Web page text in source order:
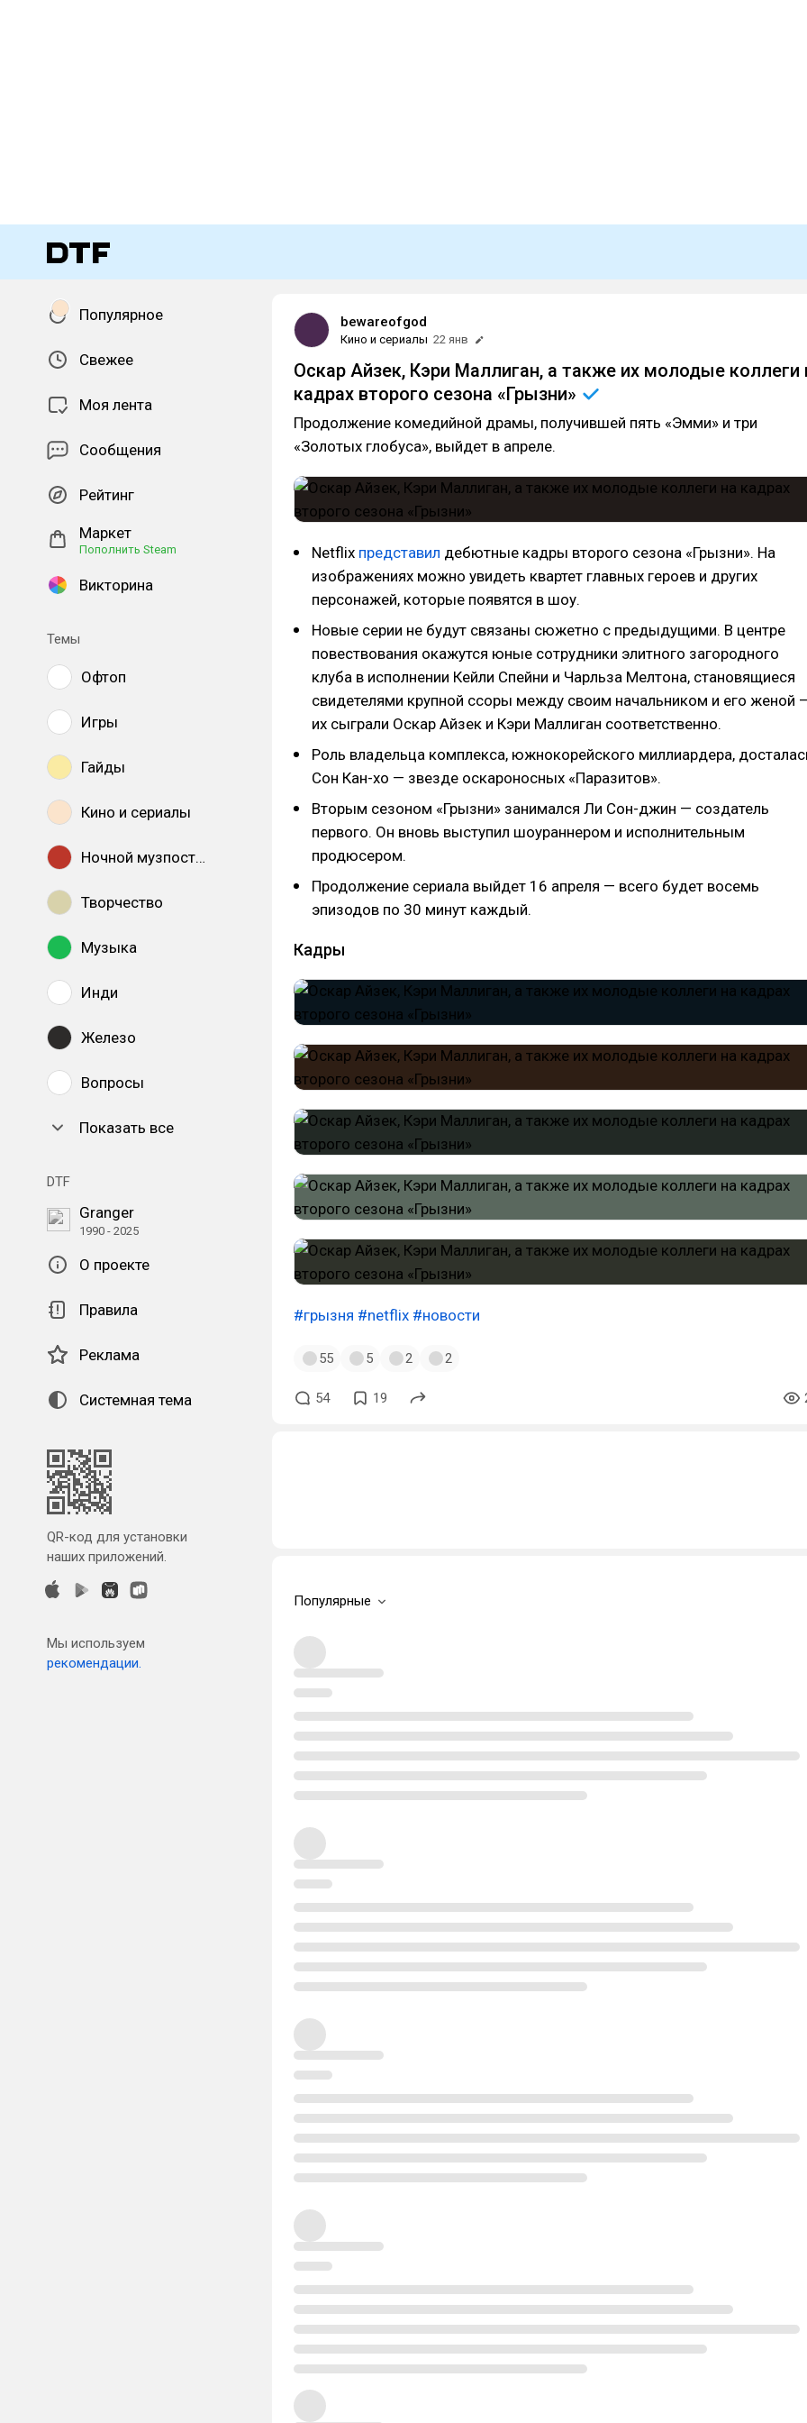
Популярное
Свежее
Моя лента
Сообщения
Рейтинг
Маркет
Пополнить Steam
Викторина
Темы
Офтоп
Игры
Гайды
Кино и сериалы
Ночной музпостинг
Творчество
Музыка
Инди
Железо
Вопросы
Показать все
DTF
Granger
1990 - 2025
О проекте
Правила
Реклама
Системная тема
QR-код для установки
наших приложений.
Мы используем
рекомендации.
bewareofgod
Кино и сериалы 22 янв
Оскар Айзек, Кэри Маллиган, а также их молодые коллеги
кадрах второго сезона «Грызни»
Продолжение комедийной драмы, получившей пять «Эмми» и три
«Золотых глобуса», выйдет в апреле.
Netflix представил дебютные кадры второго сезона «Грызни». На
изображениях можно увидеть квартет главных героев и других
персонажей, которые появятся в шоу.
Новые серии не будут связаны сюжетно с предыдущими. В центре
повествования окажутся юные сотрудники элитного загородного
клуба в исполнении Кейли Спейни и Чарльза Мелтона, становящиеся
свидетелями крупной ссоры между своим начальником и его женой
их сыграли Оскар Айзек и Кэри Маллиган соответственно.
Роль владельца комплекса, южнокорейского миллиардера,
Сон Кан-хо — звезде оскароносных «Паразитов».
Вторым сезоном «Грызни» занимался Ли Сон-джин — создатель
первого. Он вновь выступил шоураннером и исполнительным
продюсером.
Продолжение сериала выйдет 16 апреля — всего будет восемь
эпизодов по 30 минут каждый.
Кадры
#грызня #netflix #новости
55 5 2 2
54 19
Популярные